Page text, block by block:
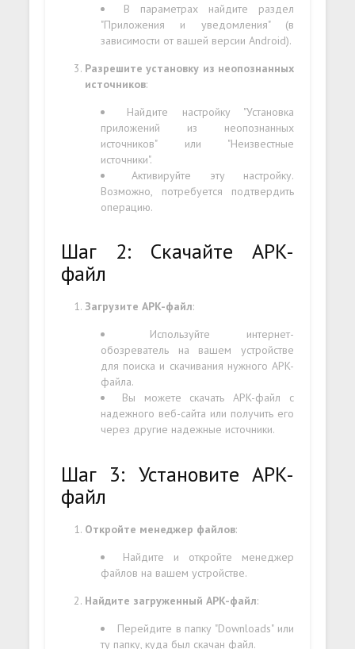
В параметрах найдите раздел
"Приложения и уведомления" (в
зависимости от вашей версии Android).
Разрешите установку из неопознанных
источников:
Найдите настройку "Установка
приложений из неопознанных
источников" или "Неизвестные
источники".
Активируйте эту настройку.
Возможно, потребуется подтвердить
операцию.
Шаг 2: Скачайте APK-
файл
Загрузите APK-файл:
Используйте интернет-
обозреватель на вашем устройстве
для поиска и скачивания нужного APK-
файла.
Вы можете скачать APK-файл с
надежного веб-сайта или получить его
через другие надежные источники.
Шаг 3: Установите APK-
файл
Откройте менеджер файлов:
Найдите и откройте менеджер
файлов на вашем устройстве.
Найдите загруженный APK-файл:
Перейдите в папку "Downloads" или
ту папку, куда был скачан файл.